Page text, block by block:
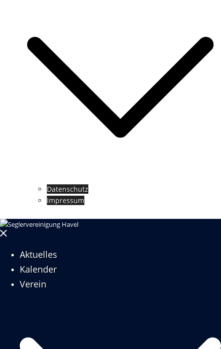
Datenschutz
Impressum
Menü
Aktuelles
Kalender
Verein